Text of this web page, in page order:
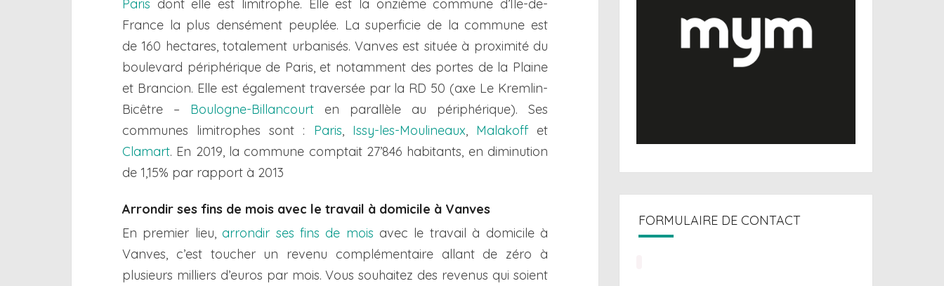
Paris dont elle est limitrophe. Elle est la onzième commune d’Ile-de-
France la plus densément peuplée. La superficie de la commune est
de 160 hectares, totalement urbanisés. Vanves est située à proximité du
boulevard périphérique de Paris, et notamment des portes de la Plaine
et Brancion. Elle est également traversée par la RD 50 (axe Le Kremlin-
Bicêtre – Boulogne-Billancourt en parallèle au périphérique). Ses
communes limitrophes sont : Paris, Issy-les-Moulineaux, Malakoffet
Clamart. En 2019, la commune comptait 27’846 habitants, en diminution
de 1,15% par rapport à 2013
Arrondir ses fins de mois avec le travail à domicile à Vanves
En premier lieu, arrondir ses fins de mois avec le travail à domicile à
Vanves, c’est toucher un revenu complémentaire allant de zéro à
plusieurs milliers d’euros par mois. Vous souhaitez des revenus qui soient
FORMULAIRE DE CONTACT